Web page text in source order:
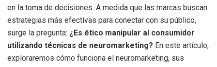
en la toma de decisiones. A medida que las marcas buscan
estrategias más efectivas para conectar con su público,
surge la pregunta: ¿Es ético manipular al consumidor
utilizando técnicas de neuromarketing? En este artículo,
exploraremos cómo funciona el neuromarketing, sus